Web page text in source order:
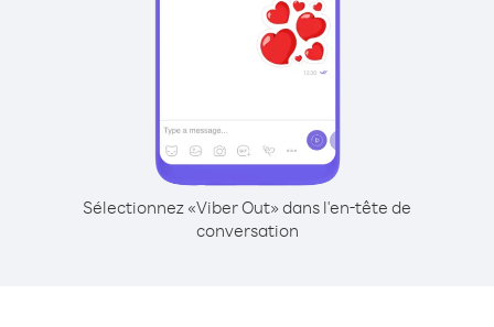
Sélectionnez «Viber Out» dans l'en-tête de
conversation